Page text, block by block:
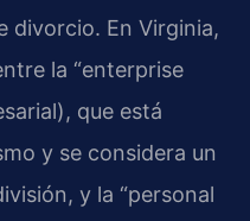
divorcio. En Virginia,
la “enterprise
que está
y se considera un
y la “personal